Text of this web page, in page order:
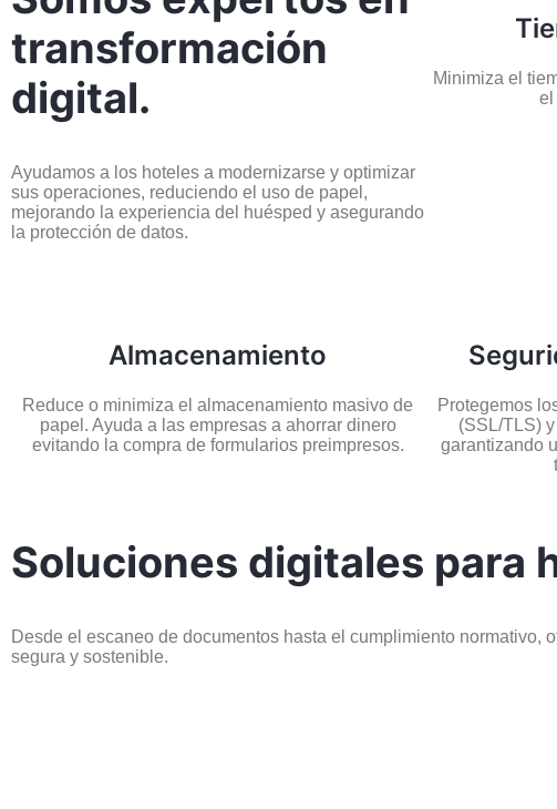
transformación
digital.
Ayudamos a los hoteles a modernizarse y optimizar
sus operaciones, reduciendo el uso de papel,
mejorando la experiencia del huésped y asegurando
la protección de datos.
Minimiza el
el
Almacenamiento
Reduce o minimiza el almacenamiento masivo de
papel. Ayuda a las empresas a ahorrar dinero
evitando la compra de formularios preimpresos.
Protegemos
(SSL/TLS)
garantizando
Soluciones digitales para
Desde el escaneo de documentos hasta el cumplimiento normativo,
segura y sostenible.